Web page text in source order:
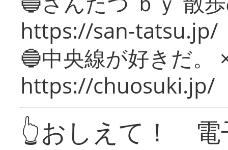
https://san-tatsu.jp/
🔵中央線が好きだ。
https://chuosuki.jp/
👆おしえて！ 電